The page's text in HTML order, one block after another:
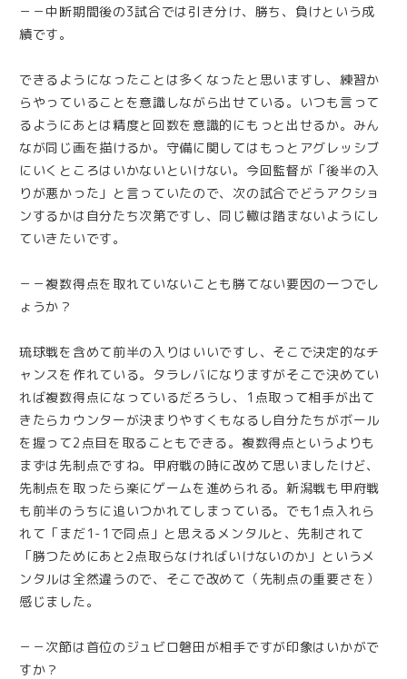
－－中断期間後の3試合では引き分け、勝ち、負けという成
績です。
できるようになったことは多くなったと思いますし、練習か
らやっていることを意識しながら出せている。いつも言って
るようにあとは精度と回数を意識的にもっと出せるか。みん
なが同じ画を描けるか。守備に関してはもっとアグレッシブ
にいくところはいかないといけない。今回監督が「後半の入
りが悪かった」と言っていたので、次の試合でどうアクショ
ンするかは自分たち次第ですし、同じ轍は踏まないようにし
ていきたいです。
－－複数得点を取れていないことも勝てない要因の一つでし
ょうか？
琉球戦を含めて前半の入りはいいですし、そこで決定的なチ
ャンスを作れている。タラレバになりますがそこで決めてい
れば複数得点になっているだろうし、1点取って相手が出て
きたらカウンターが決まりやすくもなるし自分たちがボール
を握って2点目を取ることもできる。複数得点というよりも
まずは先制点ですね。甲府戦の時に改めて思いましたけど、
先制点を取ったら楽にゲームを進められる。新潟戦も甲府戦
も前半のうちに追いつかれてしまっている。でも1点入れら
れて「まだ1-1で同点」と思えるメンタルと、先制されて
「勝つためにあと2点取らなければいけないのか」というメ
ンタルは全然違うので、そこで改めて（先制点の重要さを）
感じました。
－－次節は首位のジュビロ磐田が相手ですが印象はいかがで
すか？